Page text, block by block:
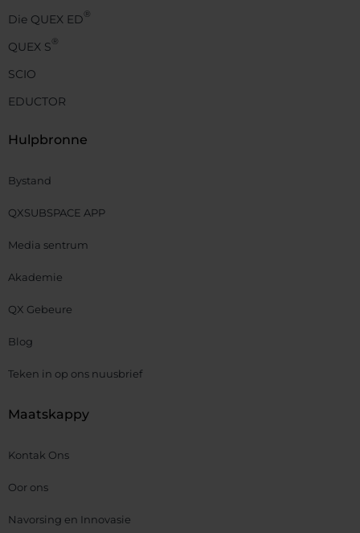
Die QUEX ED®
QUEX S®
SCIO
EDUCTOR
Hulpbronne
Bystand
QXSUBSPACE APP
Media sentrum
Akademie
QX Gebeure
Blog
Teken in op ons nuusbrief
Maatskappy
Kontak Ons
Oor ons
Navorsing en Innovasie